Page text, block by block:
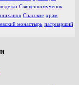
Священномученик
Спасское храм
монастырь патриарший